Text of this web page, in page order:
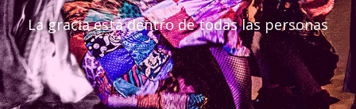
La gracia está dentro de todas las personas